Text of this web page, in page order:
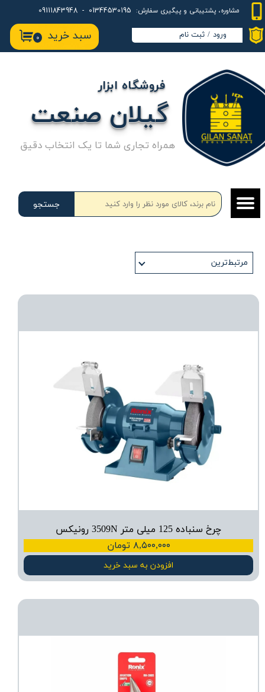
مشاوره، پشتیبانی و پیگیری سفارش:
۰ سبد خرید ورود / ثبت نام
حساب کاربری من
تغییر گذر واژه
سفارشات
خروج از حساب کاربری
جستجو
گیلان صنعت
فروشگاه ابزار
همراه تجاری شما تا یک انتخاب دقیق
مرتبط‌ترین
چرخ سنباده 125 میلی متر 3509N رونیکس
۸,۵۰۰,۰۰۰ تومان
افزودن به سبد خرید